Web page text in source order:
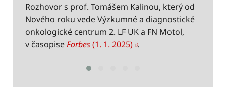
Rozhovor s prof. Tomášem Kalinou, který od
Nového roku vede Výzkumné a diagnostické
onkologické centrum 2. LF UK a FN Motol,
v časopiseForbes(1. 1. 2025) .